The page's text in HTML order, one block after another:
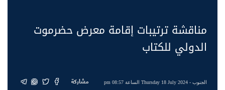
مناقشة ترتيبات إقامة معرض حضرموت
الدولي للكتاب
الجنوب- Thursday 18 July 2024 الساعة 08:57 pm مشاركة